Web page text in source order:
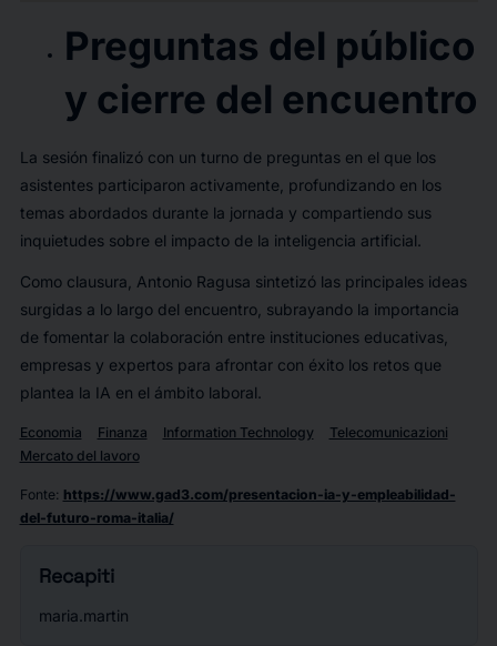
Preguntas del público
y cierre del encuentro
La sesión finalizó con un turno de preguntas en el que los
asistentes participaron activamente, profundizando en los
temas abordados durante la jornada y compartiendo sus
inquietudes sobre el impacto de la inteligencia artificial.
Como clausura, Antonio Ragusa sintetizó las principales ideas
surgidas a lo largo del encuentro, subrayando la importancia
de fomentar la colaboración entre instituciones educativas,
empresas y expertos para afrontar con éxito los retos que
plantea la IA en el ámbito laboral.
Economia Finanza Information Technology
Telecomunicazioni
Mercato del lavoro
Fonte: https://www.gad3.com/presentacion-ia-y-empleabilidad-
del-futuro-roma-italia/
Recapiti
maria.martin